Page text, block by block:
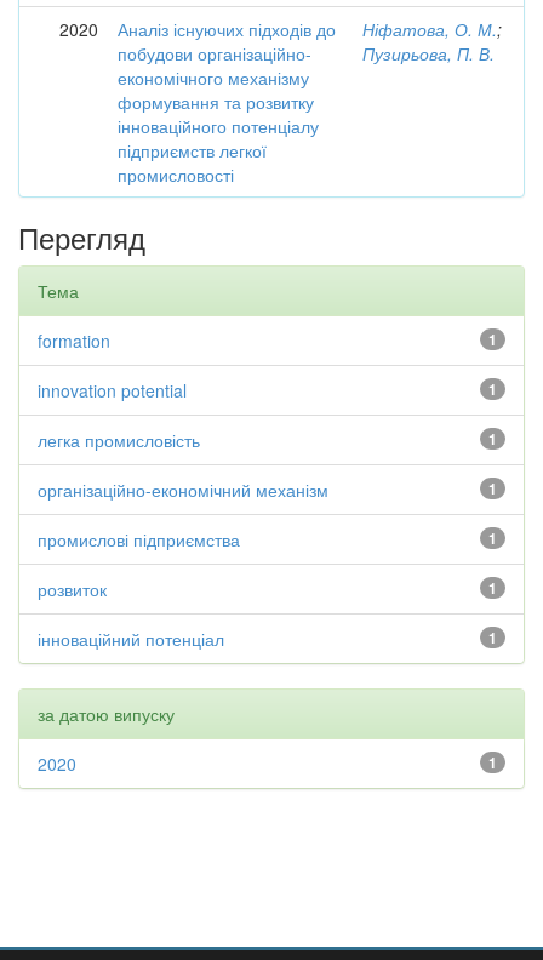
2020
Аналіз існуючих підходів до
побудови організаційно-
економічного механізму
формування та розвитку
інноваційного потенціалу
підприємств легкої
промисловості
Ніфатова, О. М.;
Пузирьова, П. В.
Перегляд
Тема
1
formation
1
innovation potential
1
легка промисловість
1
організаційно-економічний механізм
1
промислові підприємства
1
розвиток
1
інноваційний потенціал
за датою випуску
1
2020